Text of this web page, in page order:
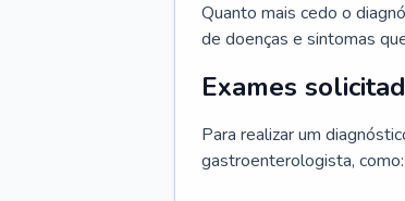
Quanto mais cedo o
de doenças e sintomas
Exames
Para realizar um
gastroenterologista, como: